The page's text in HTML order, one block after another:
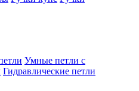
Умные петли c
Гидравлические петли